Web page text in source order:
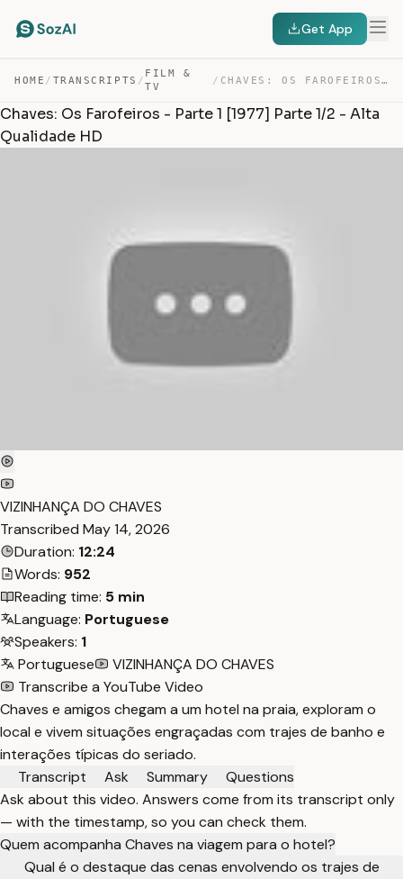
Get App
HOME / TRANSCRIPTS /
FILM &
TV
/ CHAVES: OS FAROFEIROS – PARTE 1 [1977] PARTE 1/2 – ALTA… — TRANSCRIPT
Chaves: Os Farofeiros - Parte 1 [1977] Parte 1/2 - Alta
Qualidade HD
VIZINHANÇA DO CHAVES
Transcribed May 14, 2026
Duration: 12:24
Words: 952
Reading time: 5 min
Language: Portuguese
Speakers: 1
Portuguese
VIZINHANÇA DO CHAVES
Transcribe a YouTube Video
Chaves e amigos chegam a um hotel na praia, exploram o
local e vivem situações engraçadas com trajes de banho e
interações típicas do seriado.
Transcript
Ask Summary
Questions
Ask about this video. Answers come from its transcript only
— with the timestamp, so you can check them.
Quem acompanha Chaves na viagem para o hotel?
Qual é o destaque das cenas envolvendo os trajes de